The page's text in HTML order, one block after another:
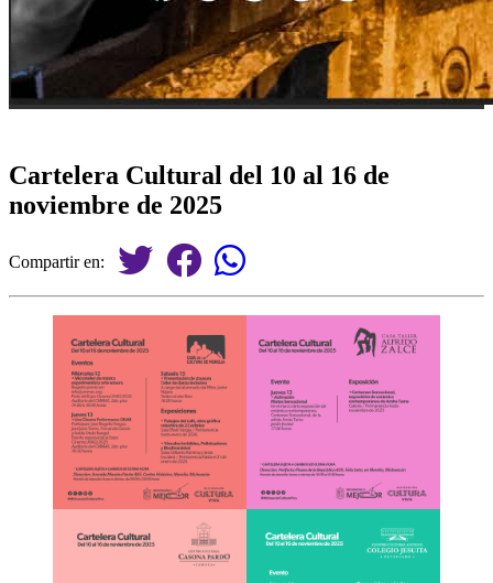
Cartelera Cultural del 10 al 16 de
noviembre de 2025
Compartir en: